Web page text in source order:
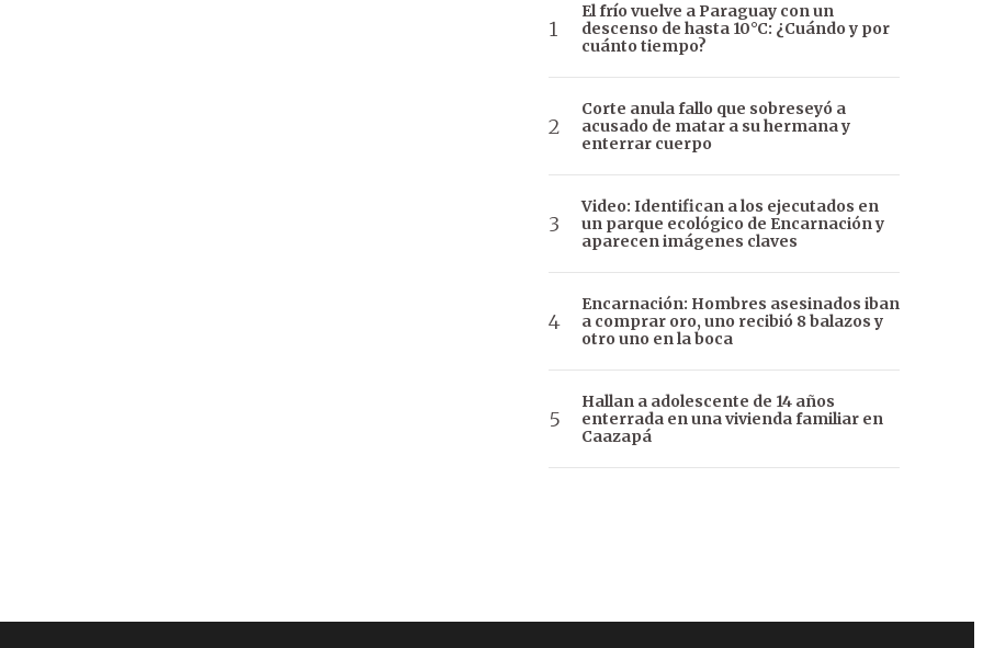
El frío vuelve a Paraguay con un
descenso de hasta 10°C: ¿Cuándo y por
cuánto tiempo?
Corte anula fallo que sobreseyó a
acusado de matar a su hermana y
enterrar cuerpo
Video: Identifican a los ejecutados en
un parque ecológico de Encarnación y
aparecen imágenes claves
Encarnación: Hombres asesinados iban
a comprar oro, uno recibió 8 balazos y
otro uno en la boca
Hallan a adolescente de 14 años
enterrada en una vivienda familiar en
Caazapá